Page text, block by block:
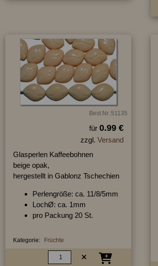
Best.Nr.:51135
für 0.99 €
zzgl. Versand
Glasperlen Kaffeebohnen
beige opak,
hergestellt in Gablonz Tschechien
Perlengröße: ca. 11/8/5mm
LochØ: ca. 1mm
pro Packung 20 St.
Kategorie: Früchte